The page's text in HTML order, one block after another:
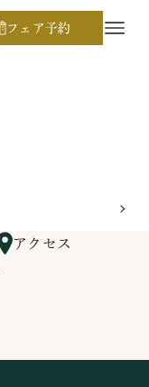
フェア予約
アクセス